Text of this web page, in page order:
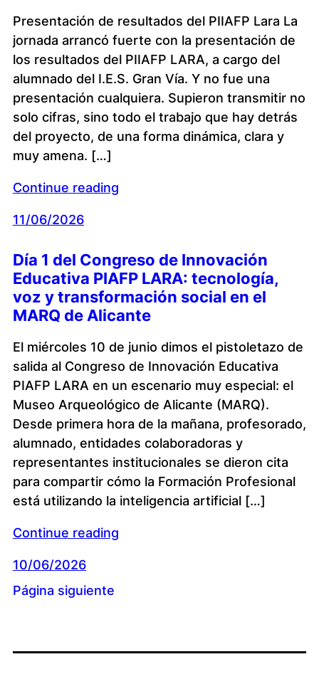
Presentación de resultados del PIIAFP Lara La
jornada arrancó fuerte con la presentación de
los resultados del PIIAFP LARA, a cargo del
alumnado del I.E.S. Gran Vía. Y no fue una
presentación cualquiera. Supieron transmitir no
solo cifras, sino todo el trabajo que hay detrás
del proyecto, de una forma dinámica, clara y
muy amena. […]
Continue reading
11/06/2026
Día 1 del Congreso de Innovación
Educativa PIAFP LARA: tecnología,
voz y transformación social en el
MARQ de Alicante
El miércoles 10 de junio dimos el pistoletazo de
salida al Congreso de Innovación Educativa
PIAFP LARA en un escenario muy especial: el
Museo Arqueológico de Alicante (MARQ).
Desde primera hora de la mañana, profesorado,
alumnado, entidades colaboradoras y
representantes institucionales se dieron cita
para compartir cómo la Formación Profesional
está utilizando la inteligencia artificial […]
Continue reading
10/06/2026
Página siguiente